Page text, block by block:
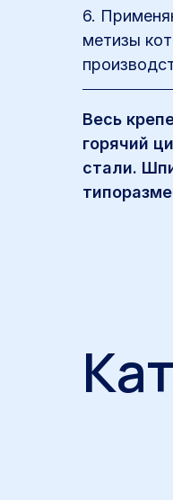
Весь
горячий
стали.
6.
метизы